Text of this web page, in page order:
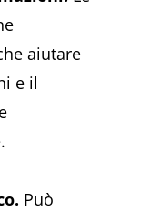
aiutare
e il
Può